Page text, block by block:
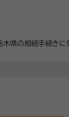
木県の相続手続き